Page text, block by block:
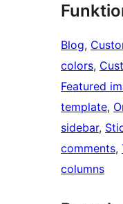
Blog,
colors,
Featured
template,
sidebar,
comments,
columns